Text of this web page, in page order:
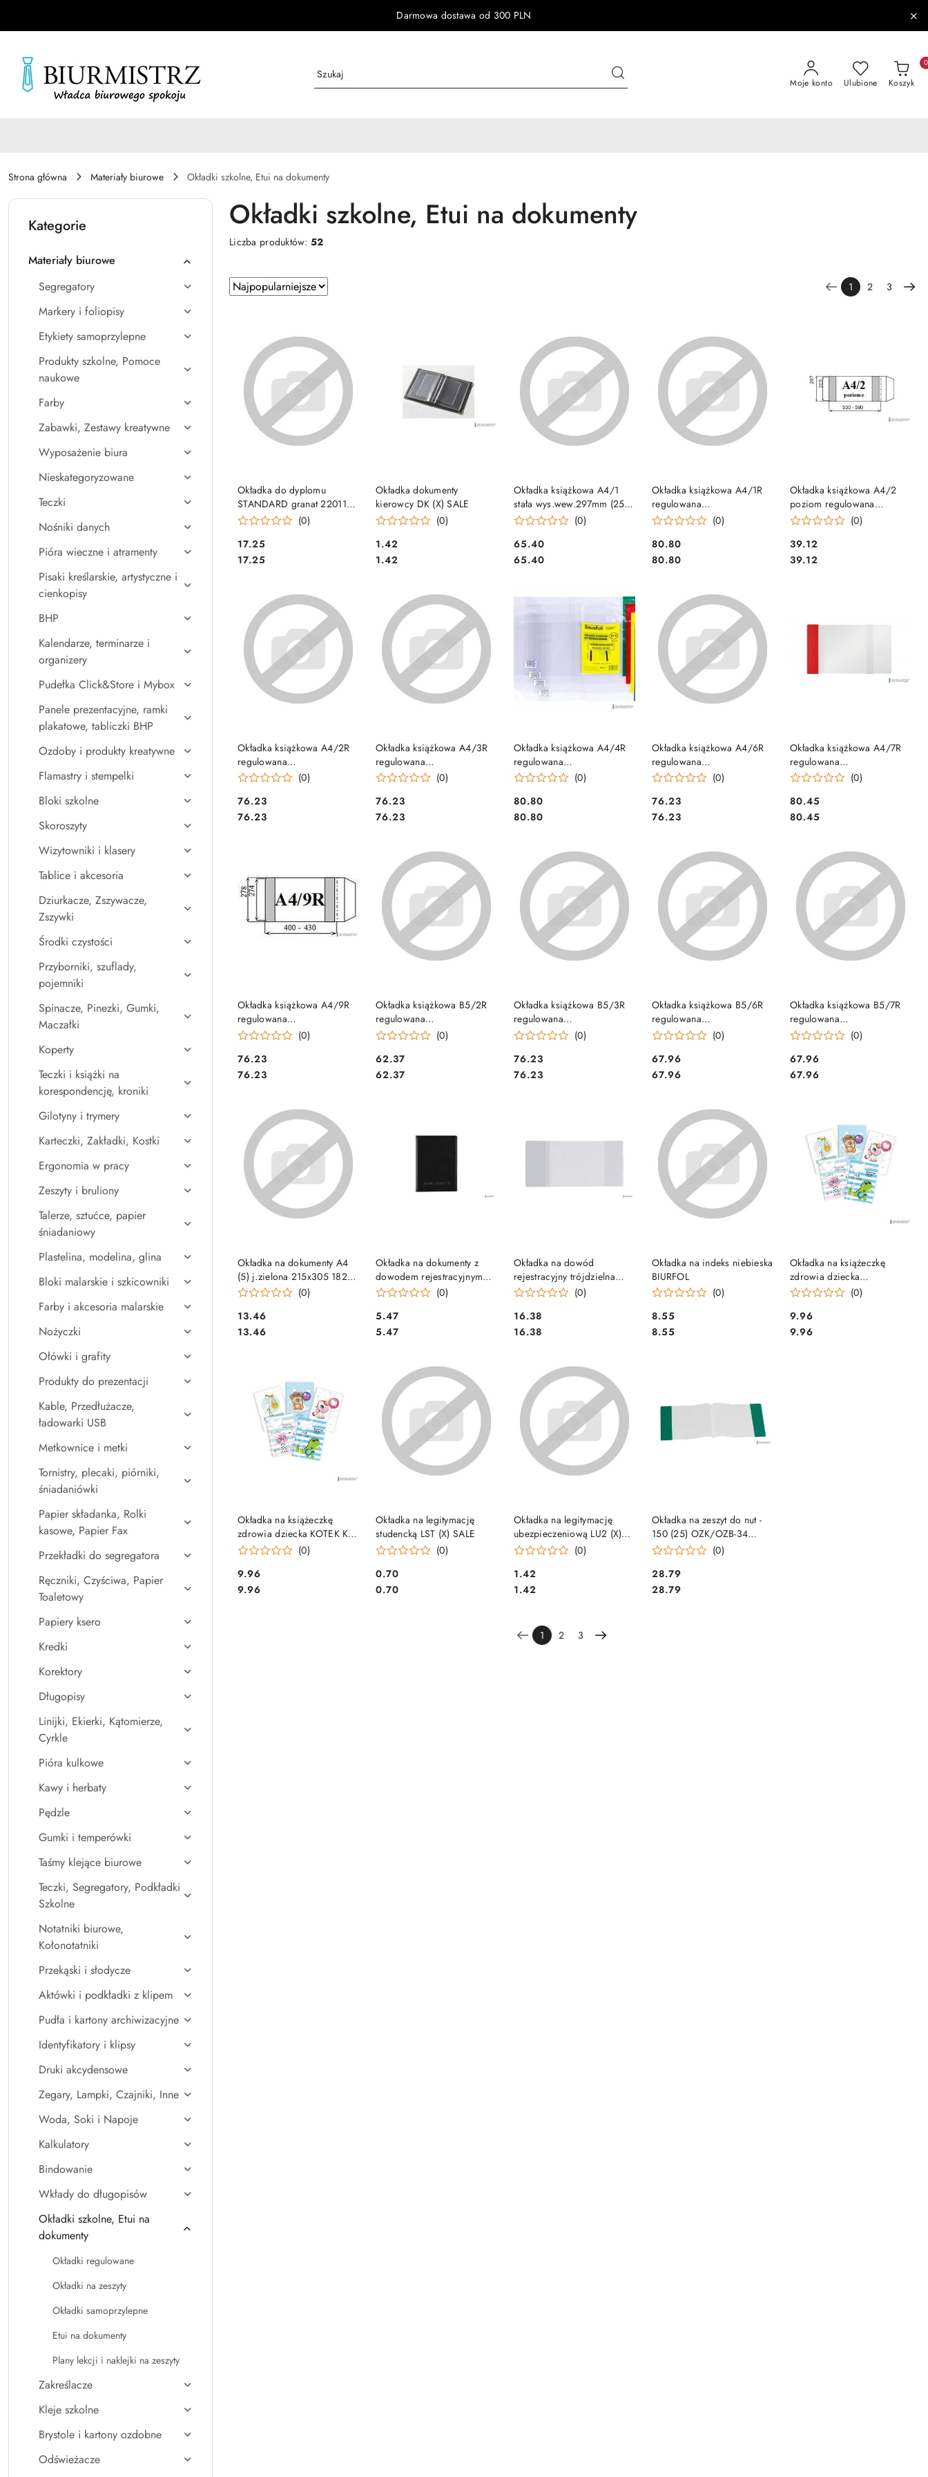
Darmowa dostawa od 300 PLN
Moje konto Ulubione Koszyk
0
Strona główna Materiały biurowe Okładki szkolne, Etui na dokumenty
Kategorie
Materiały biurowe
Segregatory
Markery i foliopisy
Etykiety samoprzylepne
Produkty szkolne, Pomoce
naukowe
Farby
Zabawki, Zestawy kreatywne
Wyposażenie biura
Nieskategoryzowane
Teczki
Nośniki danych
Pióra wieczne i atramenty
Pisaki kreślarskie, artystyczne i
cienkopisy
BHP
Kalendarze, terminarze i
organizery
Pudełka Click&Store i Mybox
Panele prezentacyjne, ramki
plakatowe, tabliczki BHP
Ozdoby i produkty kreatywne
Flamastry i stempelki
Bloki szkolne
Skoroszyty
Wizytowniki i klasery
Tablice i akcesoria
Dziurkacze, Zszywacze,
Zszywki
Środki czystości
Przyborniki, szuflady,
pojemniki
Spinacze, Pinezki, Gumki,
Maczałki
Koperty
Teczki i książki na
korespondencję, kroniki
Gilotyny i trymery
Karteczki, Zakładki, Kostki
Ergonomia w pracy
Zeszyty i bruliony
Talerze, sztućce, papier
śniadaniowy
Plastelina, modelina, glina
Bloki malarskie i szkicowniki
Farby i akcesoria malarskie
Nożyczki
Ołówki i grafity
Produkty do prezentacji
Kable, Przedłużacze,
ładowarki USB
Metkownice i metki
Tornistry, plecaki, piórniki,
śniadaniówki
Papier składanka, Rolki
kasowe, Papier Fax
Przekładki do segregatora
Ręczniki, Czyściwa, Papier
Toaletowy
Papiery ksero
Kredki
Korektory
Długopisy
Linijki, Ekierki, Kątomierze,
Cyrkle
Pióra kulkowe
Kawy i herbaty
Pędzle
Gumki i temperówki
Taśmy klejące biurowe
Teczki, Segregatory, Podkładki
Szkolne
Notatniki biurowe,
Kołonotatniki
Przekąski i słodycze
Aktówki i podkładki z klipem
Pudła i kartony archiwizacyjne
Identyfikatory i klipsy
Druki akcydensowe
Zegary, Lampki, Czajniki, Inne
Woda, Soki i Napoje
Kalkulatory
Bindowanie
Wkłady do długopisów
Okładki szkolne, Etui na
dokumenty
Okładki regulowane
Okładki na zeszyty
Okładki samoprzylepne
Etui na dokumenty
Plany lekcji i naklejki na zeszyty
Zakreślacze
Kleje szkolne
Brystole i kartony ozdobne
Odświeżacze
Okładki szkolne, Etui na dokumenty
Liczba produktów:52
Zastosowano
sortowanie:
Sortuj
według
1 2 3
Okładka do dyplomu
STANDARD granat 220115
ARGO
(0)
Cena:
17.25
Cena:
17.25
DO KOSZYKA
Okładka dokumenty
kierowcy DK (X) SALE
(0)
Cena:
1.42
Cena:
1.42
DO KOSZYKA
Okładka książkowa A4/1
stała wys.wew.297mm (25)
D&D
(0)
Cena:
65.40
Cena:
65.40
DO KOSZYKA
Okładka książkowa A4/1R
regulowana
wys.wew.296mm (25) D&D
(0)
Cena:
80.80
Cena:
80.80
DO KOSZYKA
Okładka książkowa A4/2
poziom regulowana
wys.wew.203mm (10) D&D
(0)
Cena:
39.12
Cena:
39.12
DO KOSZYKA
Okładka książkowa A4/2R
regulowana
wys.wew.262mm (25) D&D
(0)
Cena:
76.23
Cena:
76.23
DO KOSZYKA
Okładka książkowa A4/3R
regulowana
wys.wew.276mm (25) D&D
(0)
Cena:
76.23
Cena:
76.23
DO KOSZYKA
Okładka książkowa A4/4R
regulowana
wys.wew.297mm (25) D&D
(0)
Cena:
80.80
Cena:
80.80
DO KOSZYKA
Okładka książkowa A4/6R
regulowana
wys.wew.266mm (25) D&D
(0)
Cena:
76.23
Cena:
76.23
DO KOSZYKA
Okładka książkowa A4/7R
regulowana
wys.wew.286mm (25) D&D
(0)
Cena:
80.45
Cena:
80.45
DO KOSZYKA
Okładka książkowa A4/9R
regulowana
wys.wew.274mm (25) D&D
(0)
Cena:
76.23
Cena:
76.23
DO KOSZYKA
Okładka książkowa B5/2R
regulowana
wys.wew.236mm (25) D&D
(0)
Cena:
62.37
Cena:
62.37
DO KOSZYKA
Okładka książkowa B5/3R
regulowana
wys.wew.255mm (25) D&D
(0)
Cena:
76.23
Cena:
76.23
DO KOSZYKA
Okładka książkowa B5/6R
regulowana
wys.wew.243mm (25) D&D
(0)
Cena:
67.96
Cena:
67.96
DO KOSZYKA
Okładka książkowa B5/7R
regulowana
wys.wew.241mm (25) D&D
(0)
Cena:
67.96
Cena:
67.96
DO KOSZYKA
Okładka na dokumenty A4
(5) j.zielona 215x305 1824-
333-038 WARTA (X)
(0)
Cena:
13.46
Cena:
13.46
DO KOSZYKA
Okładka na dokumenty z
dowodem rejestracyjnym
czarna OD-20-05 BIURFOL
(0)
Cena:
5.47
Cena:
5.47
DO KOSZYKA
Okładka na dowód
rejestracyjny trójdzielna
(20) BIURFOL OK-08
(0)
Cena:
16.38
Cena:
16.38
DO KOSZYKA
Okładka na indeks niebieska
BIURFOL
(0)
Cena:
8.55
Cena:
8.55
DO KOSZYKA
Okładka na książeczkę
zdrowia dziecka
DINOZAUR KZ-00-05
(0)
Cena:
9.96
Cena:
9.96
DO KOSZYKA
Okładka na książeczkę
zdrowia dziecka KOTEK KZ-
00-04 BIURFOL(0)
Cena:
9.96
Cena:
9.96
DO KOSZYKA
Okładka na legitymację
studencką LST (X) SALE
(0)
Cena:
0.70
Cena:
0.70
DO KOSZYKA
Okładka na legitymację
ubezpieczeniową LU2 (X)
SALE
(0)
Cena:
1.42
Cena:
1.42
DO KOSZYKA
Okładka na zeszyt do nut -
150 (25) OZK/OZB-34
BIURFOL (X)
(0)
Cena:
28.79
Cena:
28.79
DO KOSZYKA
1 2 3